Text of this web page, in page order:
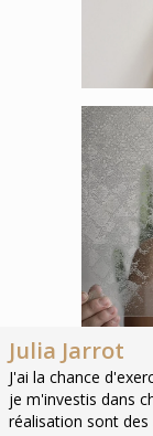
Julia Jarrot
J'ai la chance
je m'investis dans
réalisation sont